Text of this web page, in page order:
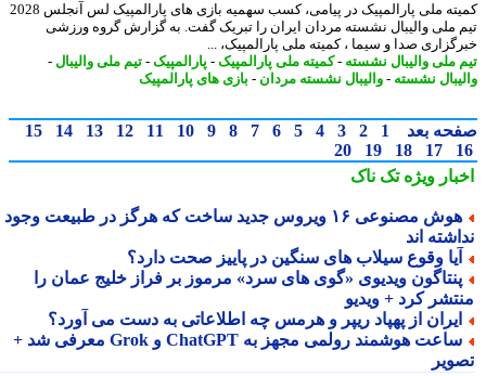
کمیته ملی پارالمپیک در پیامی، کسب سهمیه بازی های پارالمپیک لس آنجلس 2028
ملی والیبال نشسته مردان ایران را تبریک گفت. به گزارش گروه ورزشی
صدا و سیما ، کمیته ملی پارالمپیک، ...
ملی والیبال نشسته-کمیته ملی پارالمپیک-پارالمپیک-تیم ملی والیبال-
نشسته-والیبال نشسته مردان - بازی های پارالمپیک
بعد 1
2
3
4
5
6
7
8
9
10
11
12
13
14
15
17
18
19
20
ویژهتک ناک
هوش مصنوعی ۱۶ ویروس جدید ساخت که هرگز در طبیعت وجود
اند
وقوع سیلاب های سنگین در پاییز صحت دارد؟
ویدیوی «گوی های سرد» مرموز بر فراز خلیج عمان را
کرد + ویدیو
از پهپاد ریپر و هرمس چه اطلاعاتی به دست می آورد؟
ساعت هوشمند رولمی مجهز به ChatGPT و Grok معرفی شد +